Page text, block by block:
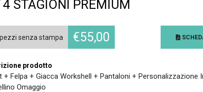
4 STAGIONI PREMIUM
senza stampa €55,00
prodotto
+ Felpa + Giacca Workshell + Pantaloni + Personalizzazione
Omaggio